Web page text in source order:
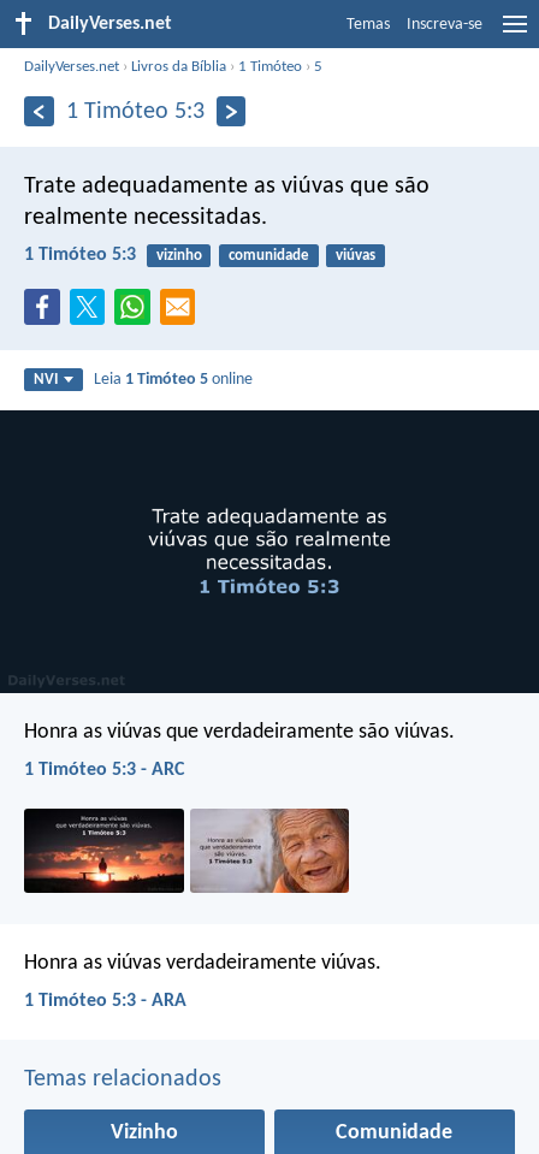
DailyVerses.net Temas Inscreva-se
DailyVerses.net ›Livros da Bíblia › 1 Timóteo ›5
1 Timóteo 5:3
Trate adequadamente as viúvas que são
realmente necessitadas.
1 Timóteo 5:3 vizinho comunidade viúvas
NVI Leia 1 Timóteo 5 online
Honra as viúvas que verdadeiramente são viúvas.
1 Timóteo 5:3 - ARC
Honra as viúvas verdadeiramente viúvas.
1 Timóteo 5:3 - ARA
Temas relacionados
Vizinho Comunidade